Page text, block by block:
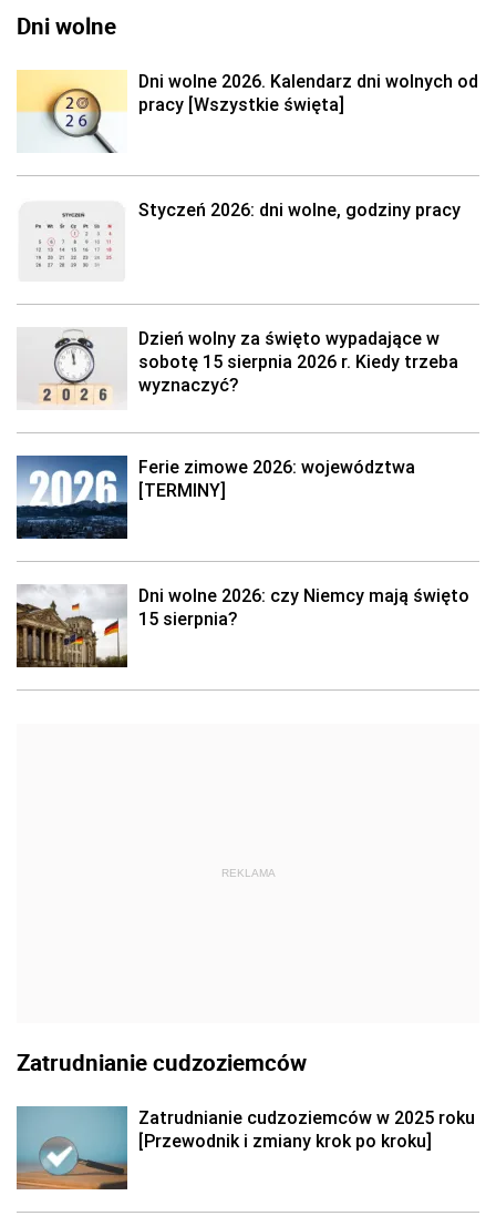
Dni wolne
Dni wolne 2026. Kalendarz dni wolnych od
pracy [Wszystkie święta]
Styczeń 2026: dni wolne, godziny pracy
Dzień wolny za święto wypadające w
sobotę 15 sierpnia 2026 r. Kiedy trzeba
wyznaczyć?
Ferie zimowe 2026: województwa
[TERMINY]
Dni wolne 2026: czy Niemcy mają święto
15 sierpnia?
REKLAMA
Zatrudnianie cudzoziemców
Zatrudnianie cudzoziemców w 2025 roku
[Przewodnik i zmiany krok po kroku]